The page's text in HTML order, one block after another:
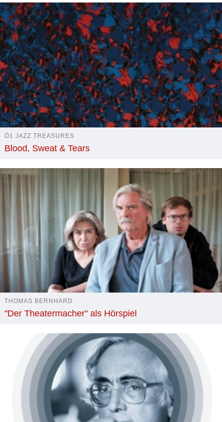
Ö1 JAZZ TREASURES
Blood, Sweat & Tears
THOMAS BERNHARD
"Der Theatermacher" als Hörspiel